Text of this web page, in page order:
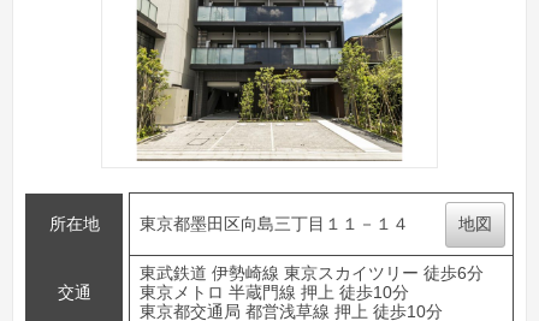
所在地 東京都墨田区向島三丁目１１－１４ 地図
交通
東武鉄道 伊勢崎線 東京スカイツリー 徒歩6分
東京メトロ 半蔵門線 押上 徒歩10分
東京都交通局 都営浅草線 押上 徒歩10分